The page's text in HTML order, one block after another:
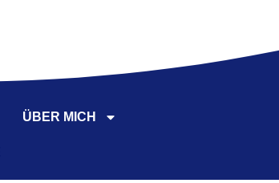
ÜBER MICH